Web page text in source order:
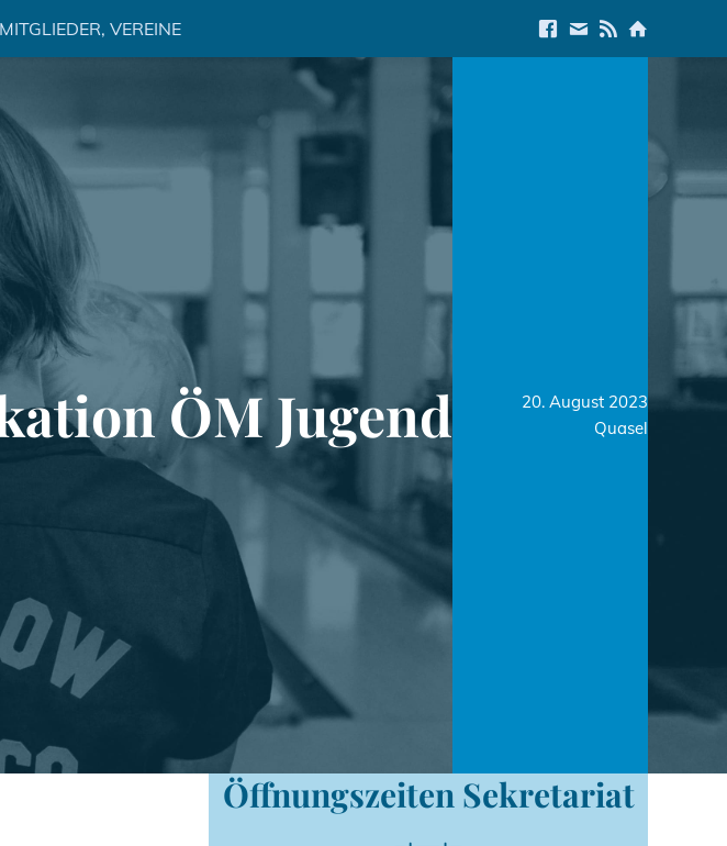
MITGLIEDER, VEREINE Link to Facebook
E-Mail us
Link to RSS Feed
Link to
ÖM Jugend
20. August 2023
Quasel
Öffnungszeiten Sekretariat